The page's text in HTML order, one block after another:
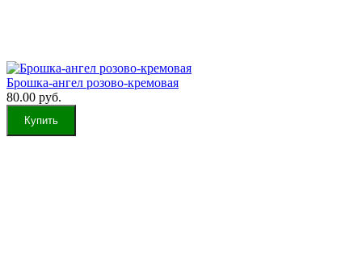
Брошка-ангел розово-кремовая
80.00 руб.